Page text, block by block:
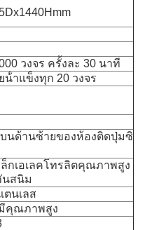
วงจร ครั้งละ 30 นาที
น้ําแข็งทุก 20 วงจร
บนด้านซ้ายของห้องติดปุ่มซิ
ล็กเอเลคโทรลิตคุณภาพสูง
นสนิม
ตนเลส
คุณภาพสูง